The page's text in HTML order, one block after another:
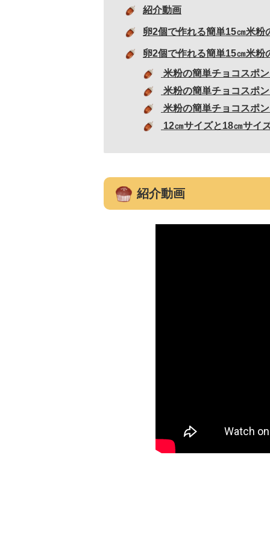
紹介動画
卵2個で作れる簡単15㎝米粉
卵2個で作れる簡単15㎝米粉
米粉の簡単チョコスポ
米粉の簡単チョコスポ
米粉の簡単チョコスポ
12㎝サイズと18㎝サイ
紹介動画